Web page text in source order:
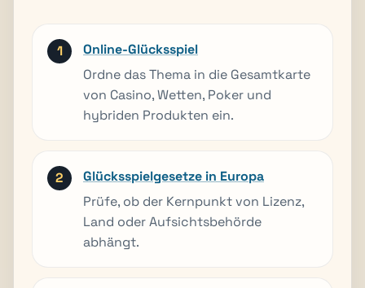
Online-Glücksspiel
Ordne das Thema in die Gesamtkarte
von Casino, Wetten, Poker und
hybriden Produkten ein.
Glücksspielgesetze in Europa
Prüfe, ob der Kernpunkt von Lizenz,
Land oder Aufsichtsbehörde
abhängt.